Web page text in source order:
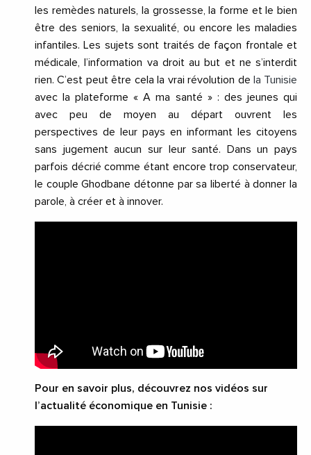
les remèdes naturels, la grossesse, la forme et le bien
être des seniors, la sexualité, ou encore les maladies
infantiles. Les sujets sont traités de façon frontale et
médicale, l’information va droit au but et ne s’interdit
rien. C’est peut être cela la vrai révolution de la Tunisie
avec la plateforme « A ma santé » : des jeunes qui
avec peu de moyen au départ ouvrent les
perspectives de leur pays en informant les citoyens
sans jugement aucun sur leur santé. Dans un pays
parfois décrié comme étant encore trop conservateur,
le couple Ghodbane détonne par sa liberté à donner la
parole, à créer et à innover.
Pour en savoir plus, découvrez nos vidéos sur
l’actualité économique en Tunisie :